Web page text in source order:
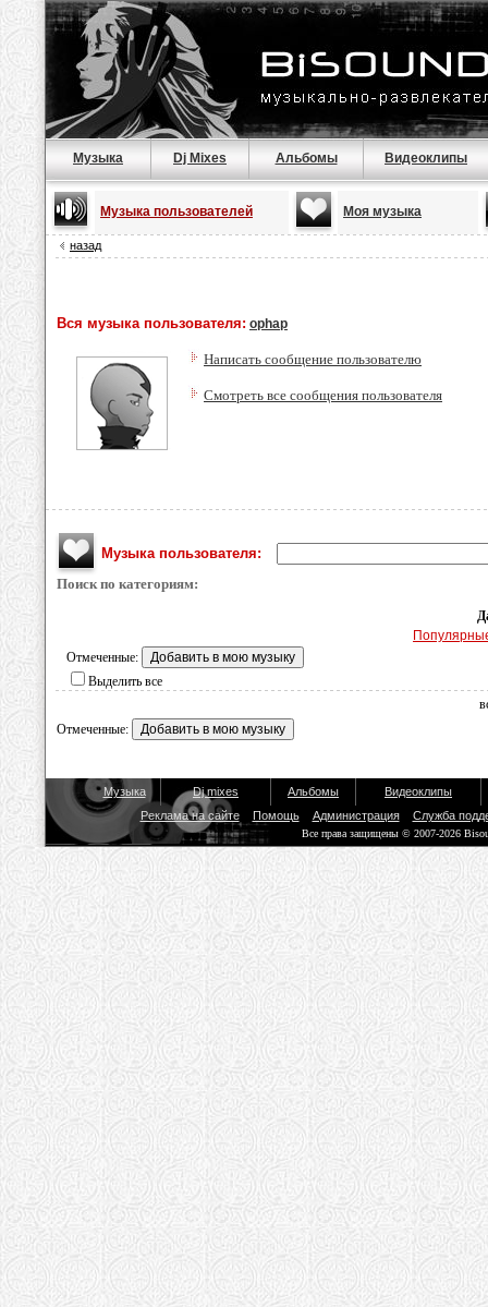
Музыка Dj Mixes Альбомы Видеоклипы
Музыка пользователей Моя музыка
назад
Вся музыка пользователя: ophap
Написать сообщение пользователю
Смотреть все сообщения пользователя
Музыка пользователя:
Поиск по категориям:
Отмеченные:
Выделить все
Отмеченные:
Музыка Dj mixes Альбомы
Видеоклипы
Реклама на сайте
Помощь Администрация Служба
Все права защищены © 2007-2026